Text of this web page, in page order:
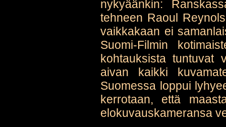
nykyäänkin:
tehneen Raoul
vaikkakaan ei
Suomi-Filmin
kohtauksista tuntuvat
aivan kaikki
Suomessa loppui
kerrotaan, että
elokuvauskameransa